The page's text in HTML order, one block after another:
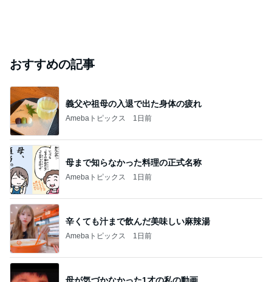
おすすめの記事
義父や祖母の入退で出た身体の疲れ
Amebaトピックス 1日前
母まで知らなかった料理の正式名称
Amebaトピックス 1日前
辛くても汁まで飲んだ美味しい麻辣湯
Amebaトピックス 1日前
母が気づかなかった1才の私の動画